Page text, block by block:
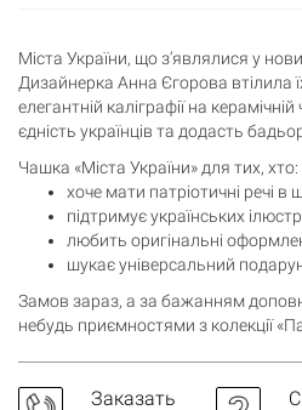
Міста України, що з’являлися у
Дизайнерка Анна Єгорова втілила
елегантній каліграфії на
єдність українців та додасть
Чашка «Міста України» для тих, хто:
хоче мати патріотичні речі
підтримує українських
любить оригінальні
шукає універсальний
Замов зараз, а за бажанням
небудь приємностями з колекції
Заказать